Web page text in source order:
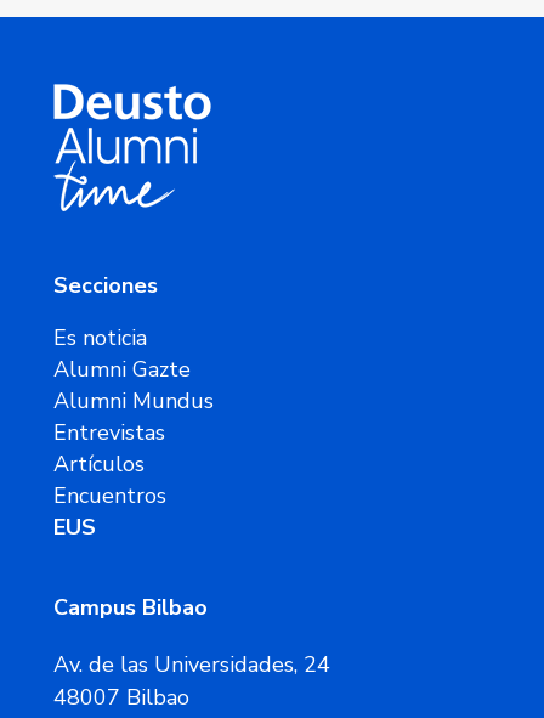
Secciones
Es noticia
Alumni Gazte
Alumni Mundus
Entrevistas
Artículos
Encuentros
EUS
Campus Bilbao
Av. de las Universidades, 24
48007 Bilbao